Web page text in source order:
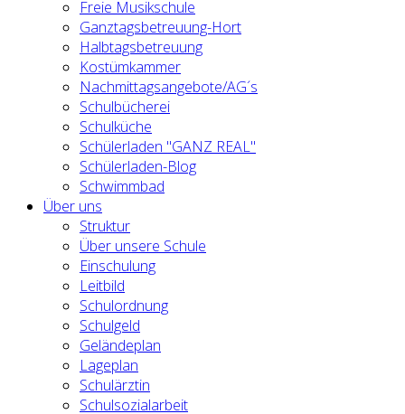
Freie Musikschule
Ganztagsbetreuung-Hort
Halbtagsbetreuung
Kostümkammer
Nachmittagsangebote/AG´s
Schulbücherei
Schulküche
Schülerladen "GANZ REAL"
Schülerladen-Blog
Schwimmbad
Über uns
Struktur
Über unsere Schule
Einschulung
Leitbild
Schulordnung
Schulgeld
Geländeplan
Lageplan
Schulärztin
Schulsozialarbeit